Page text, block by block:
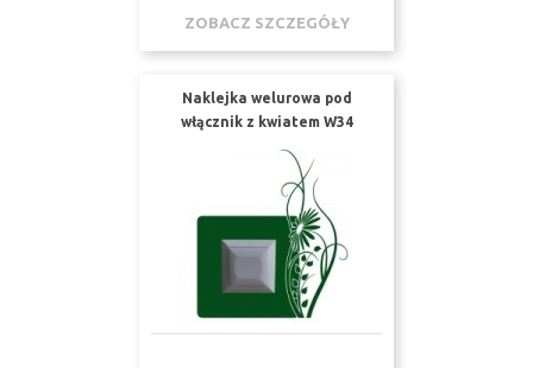
ZOBACZ SZCZEGÓŁY
Naklejka welurowa pod
włącznik z kwiatem W34